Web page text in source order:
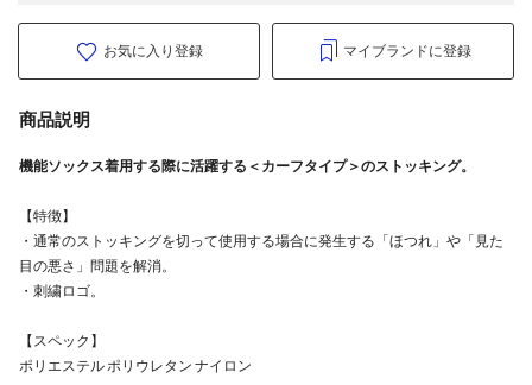
お気に入り登録 マイブランドに登録
商品説明
機能ソックス着用する際に活躍する＜カーフタイプ＞のストッキング。
【特徴】
・通常のストッキングを切って使用する場合に発生する「ほつれ」や「見た
目の悪さ」問題を解消。
・刺繍ロゴ。
【スペック】
ポリエステル ポリウレタン ナイロン